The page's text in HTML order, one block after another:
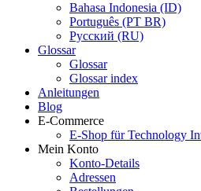
Bahasa Indonesia (ID)
Português (PT BR)
Pусский (RU)
Glossar
Glossar
Glossar index
Anleitungen
Blog
E-Commerce
E-Shop für Technology
Mein Konto
Konto-Details
Adressen